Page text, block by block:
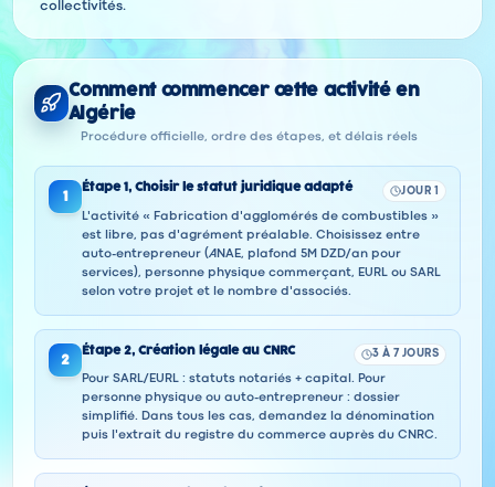
collectivités.
Comment commencer cette activité en
Algérie
Procédure officielle, ordre des étapes, et délais réels
1
Étape 1, Choisir le statut juridique adapté JOUR 1
L'activité « Fabrication d'agglomérés de combustibles »
est libre, pas d'agrément préalable. Choisissez entre
auto-entrepreneur (ANAE, plafond 5M DZD/an pour
services), personne physique commerçant, EURL ou SARL
selon votre projet et le nombre d'associés.
2
Étape 2, Création légale au CNRC 3 À 7 JOURS
Pour SARL/EURL : statuts notariés + capital. Pour
personne physique ou auto-entrepreneur : dossier
simplifié. Dans tous les cas, demandez la dénomination
puis l'extrait du registre du commerce auprès du CNRC.